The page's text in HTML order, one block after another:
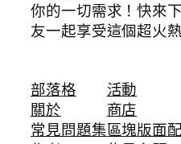
你的一切需求！快來
友一起享受這個超火
部落格
關於
常見問題集
活動
商店
區塊版面